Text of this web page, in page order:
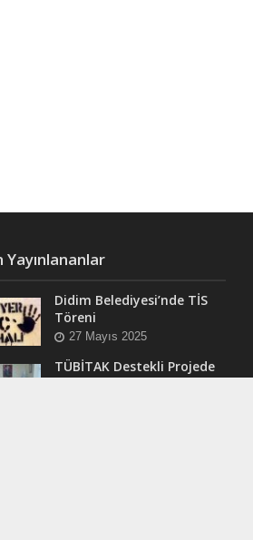
Yayınlananlar
Didim Belediyesi’nde TİS
Töreni
27 Mayıs 2025
TÜBİTAK Destekli Projede
Didim’de ve Tüm Aydın’da